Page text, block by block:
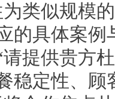
类似规模
的具体案例
提供贵方
稳定性、